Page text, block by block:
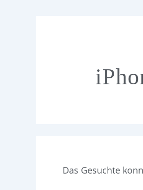
Das Gesuchte